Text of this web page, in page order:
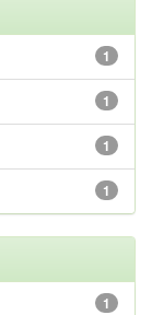
1
1
1
1
1